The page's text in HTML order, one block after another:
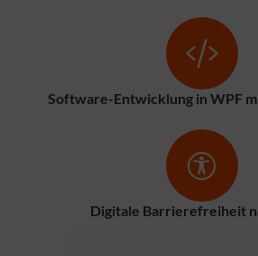
Software-Entwicklung in WPF
Digitale Barrierefreiheit